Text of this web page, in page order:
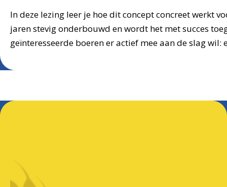
In deze lezing leer je hoe dit concept concreet werkt
jaren stevig onderbouwd en wordt het met succes
geïnteresseerde boeren er actief mee aan de slag